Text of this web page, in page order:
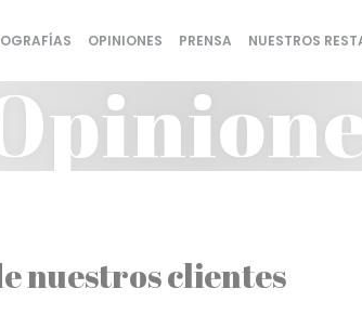
OPINIONES PRENSA NUESTROS
nuestros clientes